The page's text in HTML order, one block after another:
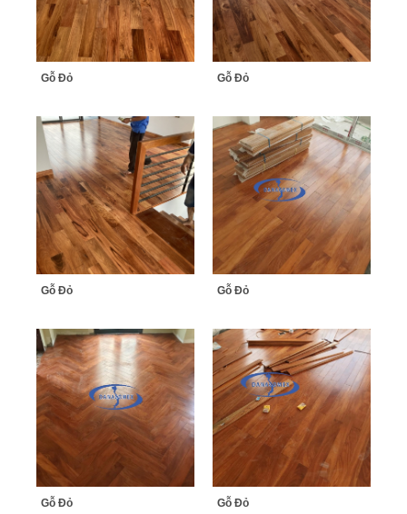
Gỗ Đỏ Gỗ Đỏ
Gỗ Đỏ Gỗ Đỏ
Gỗ Đỏ Gỗ Đỏ